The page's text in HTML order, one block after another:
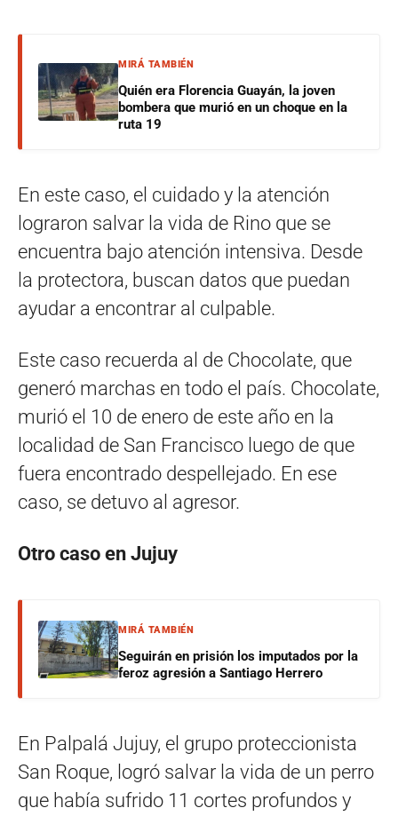
MIRÁ TAMBIÉN
Quién era Florencia Guayán, la joven
bombera que murió en un choque en la
ruta 19
En este caso, el cuidado y la atención
lograron salvar la vida de Rino que se
encuentra bajo atención intensiva. Desde
la protectora, buscan datos que puedan
ayudar a encontrar al culpable.
Este caso recuerda al de Chocolate, que
generó marchas en todo el país. Chocolate,
murió el 10 de enero de este año en la
localidad de San Francisco luego de que
fuera encontrado despellejado. En ese
caso, se detuvo al agresor.
Otro caso en Jujuy
MIRÁ TAMBIÉN
Seguirán en prisión los imputados por la
feroz agresión a Santiago Herrero
En Palpalá Jujuy, el grupo proteccionista
San Roque, logró salvar la vida de un perro
que había sufrido 11 cortes profundos y